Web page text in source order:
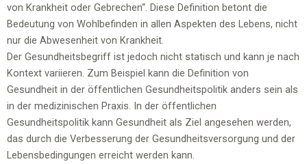
von Krankheit oder Gebrechen“. Diese Definition betont die
Bedeutung von Wohlbefinden in allen Aspekten des Lebens, nicht
nur die Abwesenheit von Krankheit.
Der Gesundheitsbegriff ist jedoch nicht statisch und kann je nach
Kontext variieren. Zum Beispiel kann die Definition von
Gesundheit in der öffentlichen Gesundheitspolitik anders sein als
in der medizinischen Praxis. In der öffentlichen
Gesundheitspolitik kann Gesundheit als Ziel angesehen werden,
das durch die Verbesserung der Gesundheitsversorgung und der
Lebensbedingungen erreicht werden kann.